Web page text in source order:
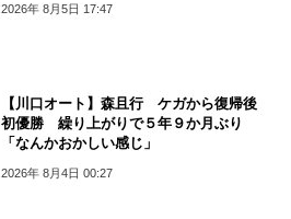
2026年 8月5日 17:47
【川口オート】森且行 ケガから復帰後
初優勝 繰り上がりで５年９か月ぶり
「なんかおかしい感じ」
2026年 8月4日 00:27